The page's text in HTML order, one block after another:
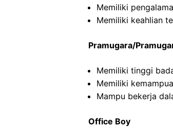
Memiliki
Memiliki keahlian
Pramugara/
Memiliki tinggi
Memiliki
Mampu bekerja
Office Boy